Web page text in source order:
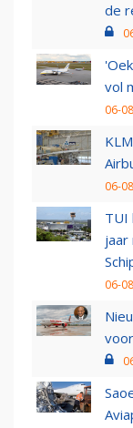
de
vol
06-
06-
TUI
jaar
06-